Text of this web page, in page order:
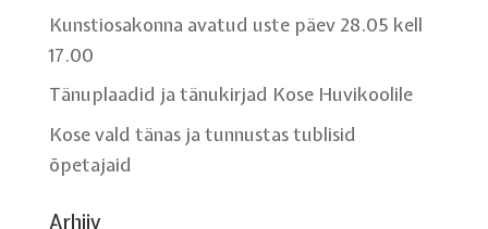
Kunstiosakonna avatud uste päev 28.05 kell
17.00
Tänuplaadid ja tänukirjad Kose Huvikoolile
Kose vald tänas ja tunnustas tublisid
õpetajaid
Arhiiv